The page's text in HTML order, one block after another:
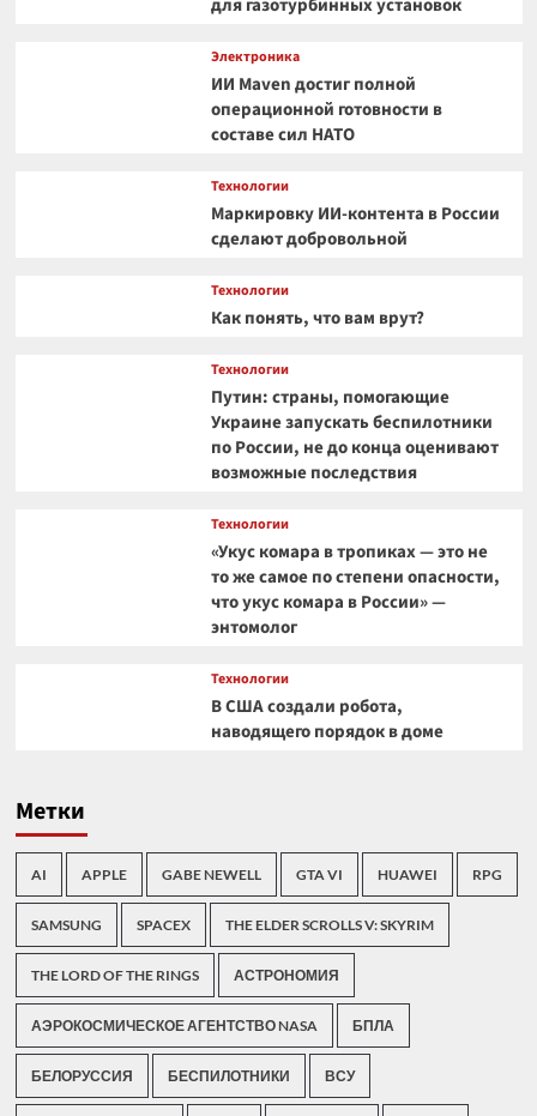
для газотурбинных установок
Электроника
ИИ Maven достиг полной
операционной готовности в
составе сил НАТО
Технологии
Маркировку ИИ-контента в России
сделают добровольной
Технологии
Как понять, что вам врут?
Технологии
Путин: страны, помогающие
Украине запускать беспилотники
по России, не до конца оценивают
возможные последствия
Технологии
«Укус комара в тропиках — это не
то же самое по степени опасности,
что укус комара в России» —
энтомолог
Технологии
В США создали робота,
наводящего порядок в доме
Метки
AI APPLE GABE NEWELL GTA VI HUAWEI RPG
SAMSUNG SPACEX THE ELDER SCROLLS V: SKYRIM
THE LORD OF THE RINGS АСТРОНОМИЯ
АЭРОКОСМИЧЕСКОЕ АГЕНТСТВО NASA БПЛА
БЕЛОРУССИЯ БЕСПИЛОТНИКИ ВСУ